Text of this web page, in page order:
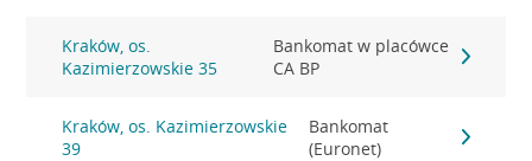
Kraków, os.
Kazimierzowskie 35
Bankomat w placówce
CA BP
Kraków, os. Kazimierzowskie
39
Bankomat
(Euronet)